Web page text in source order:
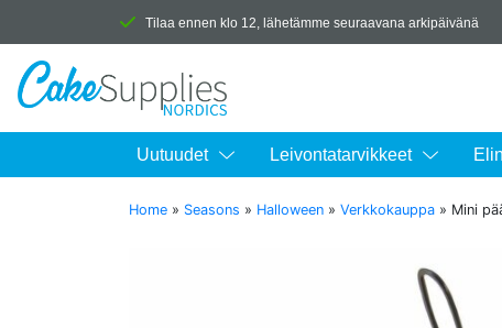
Tilaa ennen klo 12, lähetämme seuraavana arkipäivänä
Uutuudet Leivontatarvikkeet
Home » Seasons » Halloween » Verkkokauppa » Mini